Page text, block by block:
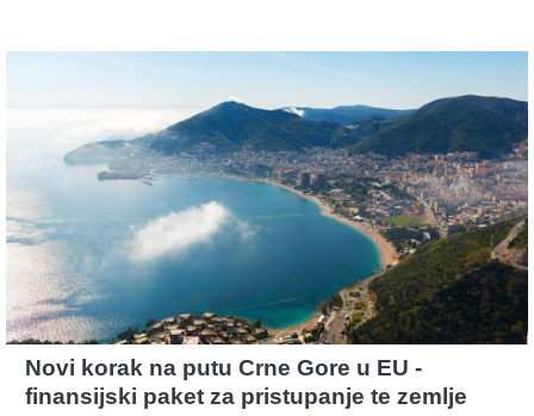
Novi korak na putu Crne Gore u EU -
finansijski paket za pristupanje te zemlje